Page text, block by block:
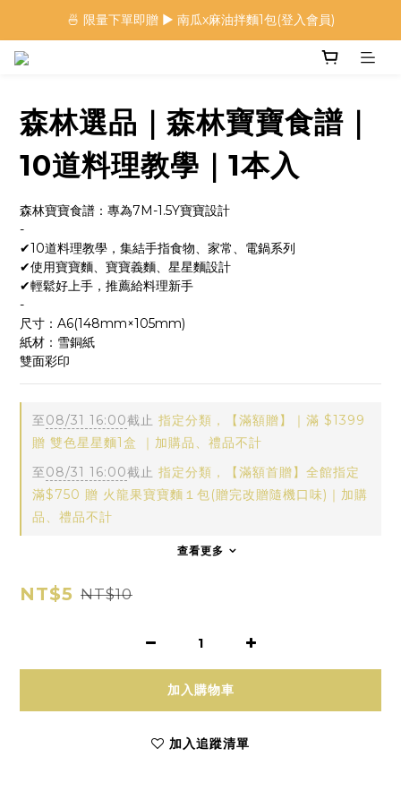
🍜 限量下單即贈 ▶︎ 南瓜x麻油拌麵1包(登入會員)
🍜 限量下單即贈 ▶︎ 南瓜x麻油拌麵1包(登入會員)
🍜 限量下單即贈 ▶︎ 南瓜x麻油拌麵1包(登入會員)
森林選品｜森林寶寶食譜｜
10道料理教學｜1本入
森林寶寶食譜：專為7M-1.5Y寶寶設計
-
✔10道料理教學，集結手指食物、家常、電鍋系列
✔使用寶寶麵、寶寶義麵、星星麵設計
✔輕鬆好上手，推薦給料理新手
-
尺寸：A6(148mm×105mm)
紙材：雪銅紙
雙面彩印
至08/31 16:00截止 指定分類，【滿額贈】｜滿 $1399
贈 雙色星星麵1盒 ｜加購品、禮品不計
至08/31 16:00截止 指定分類，【滿額首贈】全館指定
滿$750 贈 火龍果寶寶麵１包(贈完改贈隨機口味)｜加購
品、禮品不計
查看更多
NT$5 NT$10
加入購物車
加入追蹤清單